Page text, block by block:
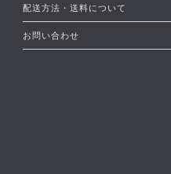
配送方法・送料について
お問い合わせ